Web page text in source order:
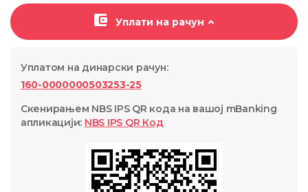
Уплати на рачун
Уплатом на динарски рачун:
160-0000000503253-25
Скенирањем NBS IPS QR кода на вашој mBanking
апликацији: NBS IPS QR Код